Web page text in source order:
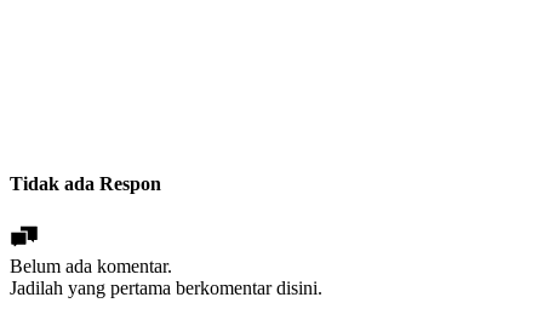
Tidak ada Respon
Belum ada komentar.
Jadilah yang pertama berkomentar disini.